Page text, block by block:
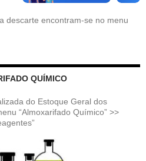
descarte encontram-se no menu
QUÍMICO
do Estoque Geral dos
“Almoxarifado Químico” >>